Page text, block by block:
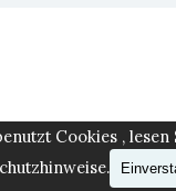
Cookies , lesen